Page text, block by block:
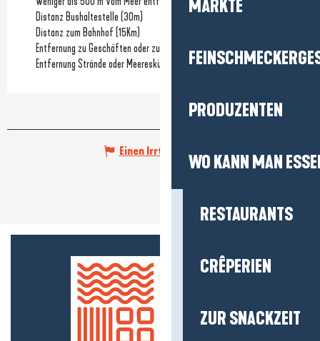
MÄRKTE
PRODUZENTEN
WO KANN MAN
RESTAURANTS
CRÊPERIEN
ZUR SNACKZEIT
Distanz Bushaltestelle (30m)
Distanz zum Bahnhof (15Km)
Entfernung zu Geschäften oder zum Stadtzentrum(200m)
Entfernung Strände oder Meeresküste
(200m)
Einen Irrtum angeben